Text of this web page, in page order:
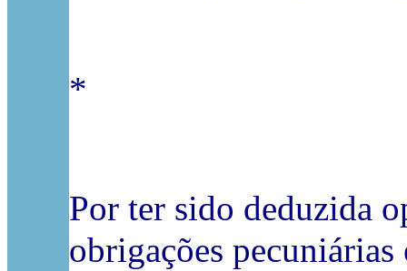
*
Por ter sido deduzida
obrigações